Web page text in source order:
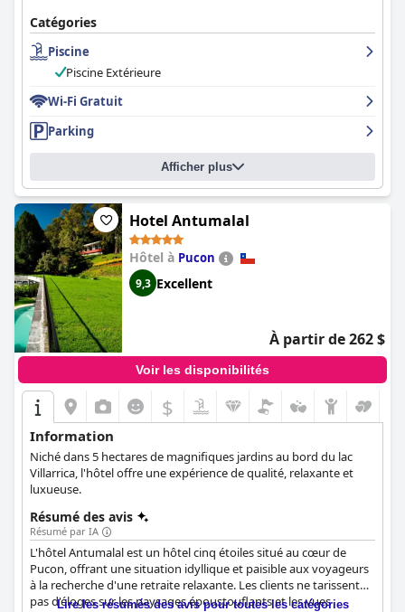
Catégories
Piscine
Piscine Extérieure
Wi-Fi Gratuit
Parking
Afficher plus
Hotel Antumalal
Hôtel à Pucon
9,3 Excellent
À partir de 262 $
Voir les disponibilités
$
Information
Niché dans 5 hectares de magnifiques jardins au bord du lac
Villarrica, l'hôtel offre une expérience de qualité, relaxante et
luxueuse.
Résumé des avis
Résumé par IA
L'hôtel Antumalal est un hôtel cinq étoiles situé au cœur de
Pucon, offrant une situation idyllique et paisible aux voyageurs
à la recherche d'une retraite relaxante. Les clients ne tarissent
pas d'éloges sur les paysages époustouflants et les vues
Lire les résumés des avis pour toutes les catégories